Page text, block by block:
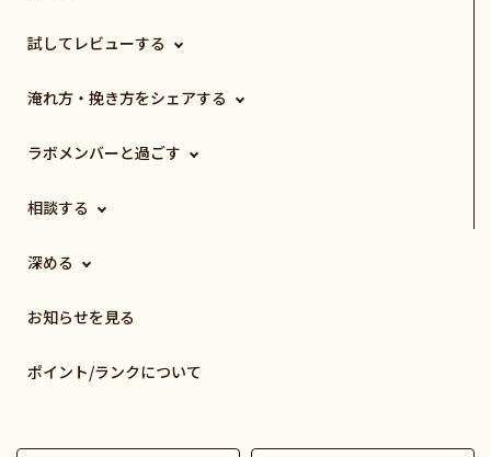
試してレビューする
淹れ方・挽き方をシェアする
ラボメンバーと過ごす
相談する
深める
お知らせを見る
ポイント/ランクについて